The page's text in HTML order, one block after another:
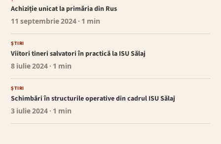
Achiziție unicat la primăria din Rus
11 septembrie 2024 · 1 min
ȘTIRI
Viitori tineri salvatori în practică la ISU Sălaj
8 iulie 2024 · 1 min
ȘTIRI
Schimbări în structurile operative din cadrul ISU Sălaj
3 iulie 2024 · 1 min